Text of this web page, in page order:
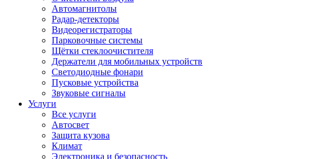
Автомагнитолы
Радар-детекторы
Видеорегистраторы
Парковочные системы
Щётки стеклоочистителя
Держатели для мобильных устройств
Светодиодные фонари
Пусковые устройства
Звуковые сигналы
Услуги
Все услуги
Автосвет
Защита кузова
Климат
Электроника и безопасность